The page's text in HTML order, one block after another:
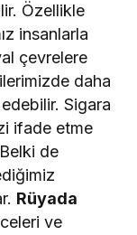
Özellikle
insanlarla
çevrelere
daha
Sigara
ifade etme
de
Rüyada
ve